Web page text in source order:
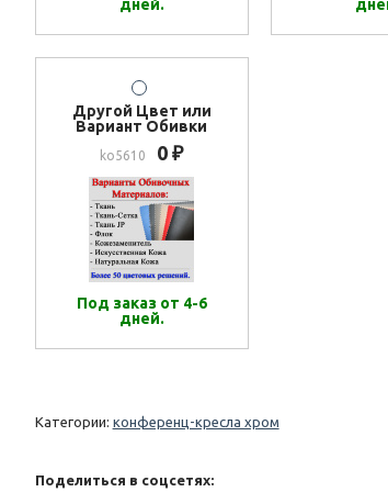
дней.
Другой Цвет или
Вариант Обивки
ko5610 0 ₽
Под заказ от 4-6
дней.
Категории: конференц-кресла хром
Поделиться в соцсетях: